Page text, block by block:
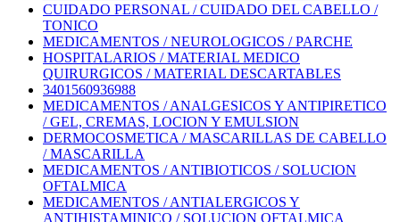
CUIDADO PERSONAL / CUIDADO DEL CABELLO /
TONICO
MEDICAMENTOS / NEUROLOGICOS / PARCHE
HOSPITALARIOS / MATERIAL MEDICO
QUIRURGICOS / MATERIAL DESCARTABLES
3401560936988
MEDICAMENTOS / ANALGESICOS Y ANTIPIRETICO
/ GEL, CREMAS, LOCION Y EMULSION
DERMOCOSMETICA / MASCARILLAS DE CABELLO
/ MASCARILLA
MEDICAMENTOS / ANTIBIOTICOS / SOLUCION
OFTALMICA
MEDICAMENTOS / ANTIALERGICOS Y
ANTIHISTAMINICO / SOLUCION OFTALMICA